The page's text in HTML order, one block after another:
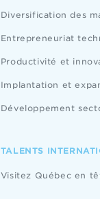
Diversification des
Entrepreneuriat
Productivité et
Implantation et
Développement
TALENTS
Visitez Québec en